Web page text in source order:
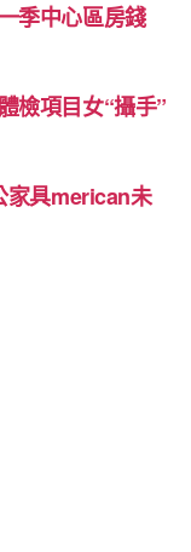
季中心區房錢
檢項目女“攝手”
家具merican未